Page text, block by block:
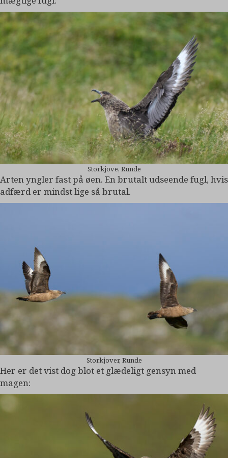
Storkjove, Runde
Arten yngler fast på øen. En brutalt udseende fugl, hvis
adfærd er mindst lige så brutal.
Storkjover, Runde
Her er det vist dog blot et glædeligt gensyn med
magen: